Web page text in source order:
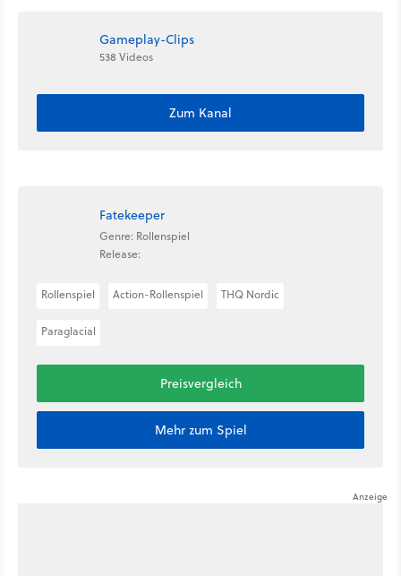
Gameplay-Clips
538 Videos
Zum Kanal
Fatekeeper
Genre: Rollenspiel
Release:
Rollenspiel Action-Rollenspiel THQ Nordic
Paraglacial
Preisvergleich
Mehr zum Spiel